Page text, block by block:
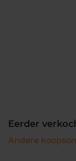
Eerder
Andere